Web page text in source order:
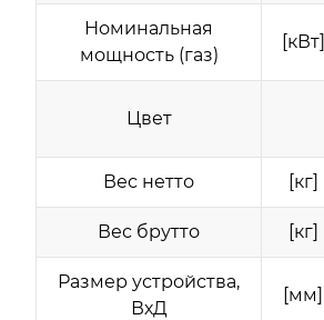
Номинальная
мощность (газ)
[кВт]
Цвет
Вес нетто [кг]
Вес брутто [кг]
Размер устройства,
ВхД
[мм]